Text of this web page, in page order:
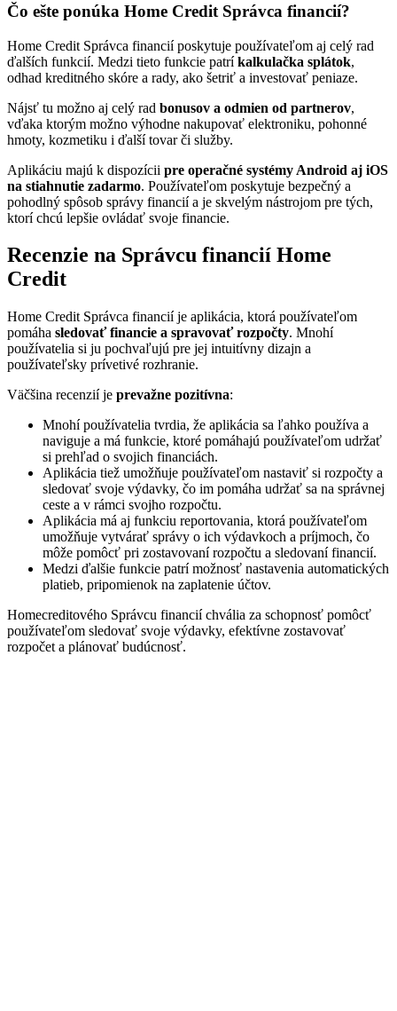
Čo ešte ponúka Home Credit Správca financií?
Home Credit Správca financií poskytuje používateľom aj celý rad
ďalších funkcií. Medzi tieto funkcie patríkalkulačka splátok,
odhad kreditného skóre a rady, ako šetriť a investovať peniaze.
Nájsť tu možno aj celý rad bonusov a odmien od partnerov,
vďaka ktorým možno výhodne nakupovať elektroniku, pohonné
hmoty, kozmetiku i ďalší tovar či služby.
Aplikáciu majú k dispozícii pre operačné systémy Android aj iOS
na stiahnutie zadarmo. Používateľom poskytuje bezpečný a
pohodlný spôsob správy financií a je skvelým nástrojom pre tých,
ktorí chcú lepšie ovládať svoje financie.
Recenzie na Správcu financií Home
Credit
Home Credit Správca financií je aplikácia, ktorá používateľom
pomáha sledovať financie a spravovať rozpočty. Mnohí
používatelia si ju pochvaľujú pre jej intuitívny dizajn a
používateľsky prívetivé rozhranie.
Väčšina recenzií je prevažne pozitívna:
Mnohí používatelia tvrdia, že aplikácia sa ľahko používa a
naviguje a má funkcie, ktoré pomáhajú používateľom udržať
si prehľad o svojich financiách.
Aplikácia tiež umožňuje používateľom nastaviť si rozpočty a
sledovať svoje výdavky, čo im pomáha udržať sa na správnej
ceste a v rámci svojho rozpočtu.
Aplikácia má aj funkciu reportovania, ktorá používateľom
umožňuje vytvárať správy o ich výdavkoch a príjmoch, čo
môže pomôcť pri zostavovaní rozpočtu a sledovaní financií.
Medzi ďalšie funkcie patrí možnosť nastavenia automatických
platieb, pripomienok na zaplatenie účtov.
Homecreditového Správcu financií chvália za schopnosť pomôcť
používateľom sledovať svoje výdavky, efektívne zostavovať
rozpočet a plánovať budúcnosť.